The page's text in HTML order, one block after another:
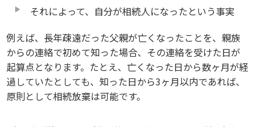
それによって、自分が相続人になったという事実
例えば、長年疎遠だった父親が亡くなったことを、親族
からの連絡で初めて知った場合、その連絡を受けた日が
起算点となります。たとえ、亡くなった日から数ヶ月が経
過していたとしても、知った日から3ヶ月以内であれば、
原則として相続放棄は可能です。